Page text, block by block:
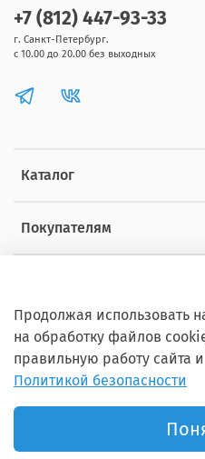
Каталог
Покупателям
+7 (812) 447-93-33
г. Санкт-Петербург.
с 10.00 до 20.00 без выходных
Copyright © 2012 - 2026
Продолжая использовать
на обработку файлов
правильную работу сайта
Политикой безопасности